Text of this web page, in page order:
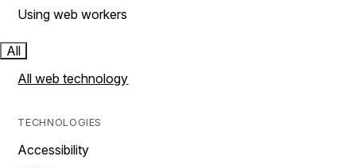
Using web workers
All
All web technology
TECHNOLOGIES
Accessibility